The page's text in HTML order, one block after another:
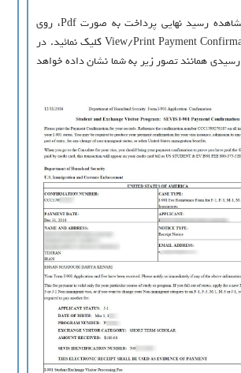
به منظور مشاهده رسید نهایی پرداخت به صورت Pdf، روی
گزینه View/Print Payment Confirmation کلیک نمائید. در
همانند تصور زیر به شما نشان داده خواهد